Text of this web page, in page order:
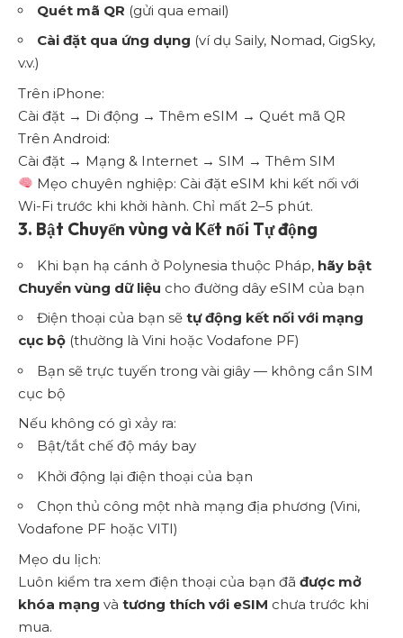
Quét mã QR (gửi qua email)
Cài đặt qua ứng dụng (ví dụ Saily, Nomad, GigSky,
v.v.)
Trên iPhone:
Cài đặt → Di động → Thêm eSIM → Quét mã QR
Trên Android:
Cài đặt → Mạng & Internet → SIM → Thêm SIM
Mẹo chuyên nghiệp: Cài đặt eSIM khi kết nối với
Wi-Fi trước khi khởi hành. Chỉ mất 2–5 phút.
3. Bật Chuyển vùng và Kết nối Tự động
Khi bạn hạ cánh ở Polynesia thuộc Pháp, hãy bật
Chuyển vùng dữ liệu cho đường dây eSIM của bạn
Điện thoại của bạn sẽ tự động kết nối với mạng
cục bộ (thường là Vini hoặc Vodafone PF)
Bạn sẽ trực tuyến trong vài giây — không cần SIM
cục bộ
Nếu không có gì xảy ra:
Bật/tắt chế độ máy bay
Khởi động lại điện thoại của bạn
Chọn thủ công một nhà mạng địa phương (Vini,
Vodafone PF hoặc VITI)
Mẹo du lịch:
Luôn kiểm tra xem điện thoại của bạn đã được mở
khóa mạng và tương thích với eSIM chưa trước khi
mua.